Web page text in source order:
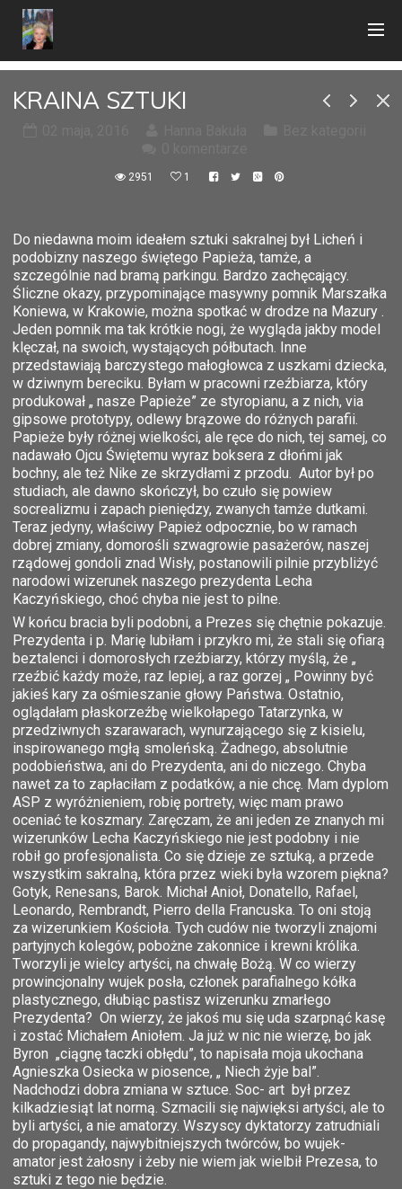
KRAINA SZTUKI
2951 1
Do niedawna moim ideałem sztuki sakralnej był Licheń i
podobizny naszego świętego Papieża, tamże, a
szczególnie nad bramą parkingu. Bardzo zachęcający.
Śliczne okazy, przypominające masywny pomnik Marszałka
Koniewa, w Krakowie, można spotkać w drodze na Mazury .
Jeden pomnik ma tak krótkie nogi, że wygląda jakby model
klęczał, na swoich, wystających półbutach. Inne
przedstawiają barczystego małogłowca z uszkami dziecka,
w dziwnym bereciku. Byłam w pracowni rzeźbiarza, który
produkował „ nasze Papieże” ze styropianu, a z nich, via
gipsowe prototypy, odlewy brązowe do różnych parafii.
Papieże były różnej wielkości, ale ręce do nich, tej samej, co
nadawało Ojcu Świętemu wyraz boksera z dłońmi jak
bochny, ale też Nike ze skrzydłami z przodu. Autor był po
studiach, ale dawno skończył, bo czuło się powiew
socrealizmu i zapach pieniędzy, zwanych tamże dutkami.
Teraz jedyny, właściwy Papież odpocznie, bo w ramach
dobrej zmiany, domorośli szwagrowie pasażerów, naszej
rządowej gondoli znad Wisły, postanowili pilnie przybliżyć
narodowi wizerunek naszego prezydenta Lecha
Kaczyńskiego, choć chyba nie jest to pilne.
W końcu bracia byli podobni, a Prezes się chętnie pokazuje.
Prezydenta i p. Marię lubiłam i przykro mi, że stali się ofiarą
beztalenci i domorosłych rzeźbiarzy, którzy myślą, że „
rzeźbić każdy może, raz lepiej, a raz gorzej „ Powinny być
jakieś kary za ośmieszanie głowy Państwa. Ostatnio,
oglądałam płaskorzeźbę wielkołapego Tatarzynka, w
przedziwnych szarawarach, wynurzającego się z kisielu,
inspirowanego mgłą smoleńską. Żadnego, absolutnie
podobieństwa, ani do Prezydenta, ani do niczego. Chyba
nawet za to zapłaciłam z podatków, a nie chcę. Mam dyplom
ASP z wyróżnieniem, robię portrety, więc mam prawo
oceniać te koszmary. Zaręczam, że ani jeden ze znanych mi
wizerunków Lecha Kaczyńskiego nie jest podobny i nie
robił go profesjonalista. Co się dzieje ze sztuką, a przede
wszystkim sakralną, która przez wieki była wzorem piękna?
Gotyk, Renesans, Barok. Michał Anioł, Donatello, Rafael,
Leonardo, Rembrandt, Pierro della Francuska. To oni stoją
za wizerunkiem Kościoła. Tych cudów nie tworzyli znajomi
partyjnych kolegów, pobożne zakonnice i krewni królika.
Tworzyli je wielcy artyści, na chwałę Bożą. W co wierzy
prowincjonalny wujek posła, członek parafialnego kółka
plastycznego, dłubiąc pastisz wizerunku zmarłego
Prezydenta? On wierzy, że jakoś mu się uda szarpnąć kasę
i zostać Michałem Aniołem. Ja już w nic nie wierzę, bo jak
Byron „ciągnę taczki obłędu”, to napisała moja ukochana
Agnieszka Osiecka w piosence, „ Niech żyje bal”.
Nadchodzi dobra zmiana w sztuce. Soc- art był przez
kilkadziesiąt lat normą. Szmacili się najwięksi artyści, ale to
byli artyści, a nie amatorzy. Wszyscy dyktatorzy zatrudniali
do propagandy, najwybitniejszych twórców, bo wujek-
amator jest żałosny i żeby nie wiem jak wielbił Prezesa, to
sztuki z tego nie będzie.